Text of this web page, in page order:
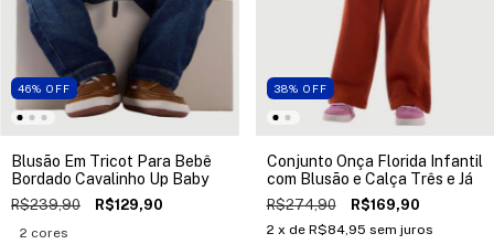
46% OFF
Blusão Em Tricot Para Bebê
Bordado Cavalinho Up Baby
R$239,90 R$129,90
2 cores
38% OFF
Conjunto Onça Florida Infantil
com Blusão e Calça Três e Já
R$274,90 R$169,90
2 x de R$84,95 sem juros